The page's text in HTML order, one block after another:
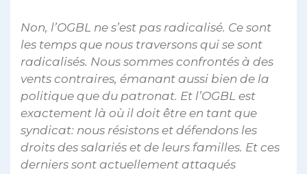
Non, l’OGBL ne s’est pas radicalisé. Ce sont
les temps que nous traversons qui se sont
radicalisés. Nous sommes confrontés à des
vents contraires, émanant aussi bien de la
politique que du patronat. Et l’OGBL est
exactement là où il doit être en tant que
syndicat: nous résistons et défendons les
droits des salariés et de leurs familles. Et ces
derniers sont actuellement attaqués